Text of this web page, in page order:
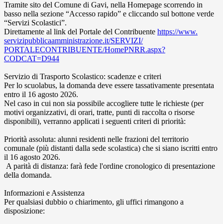
Tramite sito del Comune di Gavi, nella Homepage scorrendo in
basso nella sezione “Accesso rapido” e cliccando sul bottone verde
“Servizi Scolastici”.
Direttamente al link del Portale del Contribuente https://www.
servizipubblicaamministrazione.it/SERVIZI/
PORTALECONTRIBUENTE/HomePNRR.aspx?
CODCAT=D944
Servizio di Trasporto Scolastico: scadenze e criteri
Per lo scuolabus, la domanda deve essere tassativamente presentata
entro il 16 agosto 2026.
Nel caso in cui non sia possibile accogliere tutte le richieste (per
motivi organizzativi, di orari, tratte, punti di raccolta o risorse
disponibili), verranno applicati i seguenti criteri di priorità:
Priorità assoluta: alunni residenti nelle frazioni del territorio
comunale (più distanti dalla sede scolastica) che si siano iscritti entro
il 16 agosto 2026.
A parità di distanza: farà fede l'ordine cronologico di presentazione
della domanda.
Informazioni e Assistenza
Per qualsiasi dubbio o chiarimento, gli uffici rimangono a
disposizione: